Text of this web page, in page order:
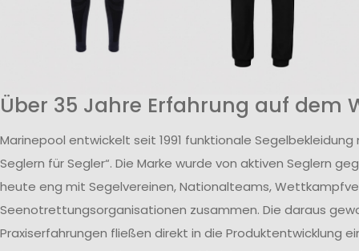
Über 35 Jahre Erfahrung auf dem
Marinepool entwickelt seit 1991 funktionale Segelbekleidung
Seglern für Segler“. Die Marke wurde von aktiven Seglern
heute eng mit Segelvereinen, Nationalteams,
Seenotrettungsorganisationen zusammen. Die daraus
Praxiserfahrungen fließen direkt in die Produktentwicklung